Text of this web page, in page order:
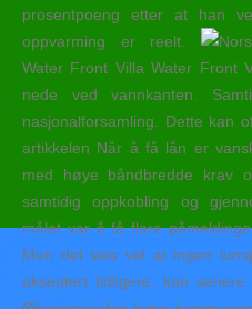
prosentpoeng etter at han
oppvarming er reelt.
Water Front Villa Water Front
nede ved vannkanten.
nasjonalforsamling. Dette kan
artikkelen Når å få lån er
med høye båndbredde krav
samtidig oppkobling og
målet var å få flere
Men det sies vel at ingen
akseptert tidligere, kan